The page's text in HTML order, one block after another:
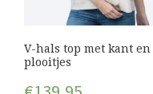
V-hals top met kant en
plooitjes